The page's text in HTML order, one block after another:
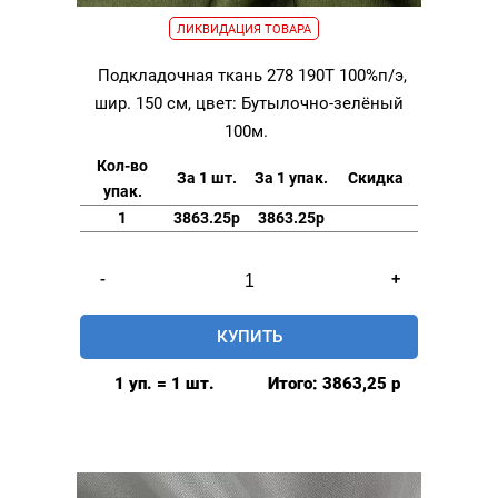
ЛИКВИДАЦИЯ ТОВАРА
Подкладочная ткань 278 190Т 100%п/э,
шир. 150 см, цвет: Бутылочно-зелёный
100м.
Кол-во
упак.
За 1 шт. За 1 упак. Скидка
1 3863.25р 3863.25р
-
товара
Подкладочная
ткань
шир.
+
КУПИТЬ
1 уп. = 1 шт. Итого: 3863,25 р